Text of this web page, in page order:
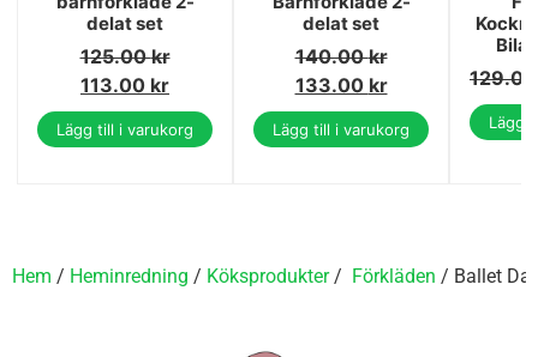
delat set
125.00kr
113.00 kr
Lägg till i varukorg
delat set
140.00kr
133.00 kr
Lägg till i varukorg Lägg
Hem / Heminredning / Köksprodukter/ Förkläden / Ballet